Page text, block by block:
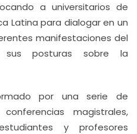
a universitarios de
Latina para dialogar en un
manifestaciones del
sus posturas sobre la
por una serie de
magistrales,
y profesores